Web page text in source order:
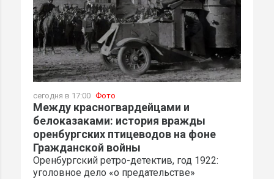
сегодня в 17:00 Фото
Между красногвардейцами и
белоказаками: история вражды
оренбургских птицеводов на фоне
Гражданской войны
Оренбургский ретро-детектив, год 1922:
уголовное дело «о предательстве»